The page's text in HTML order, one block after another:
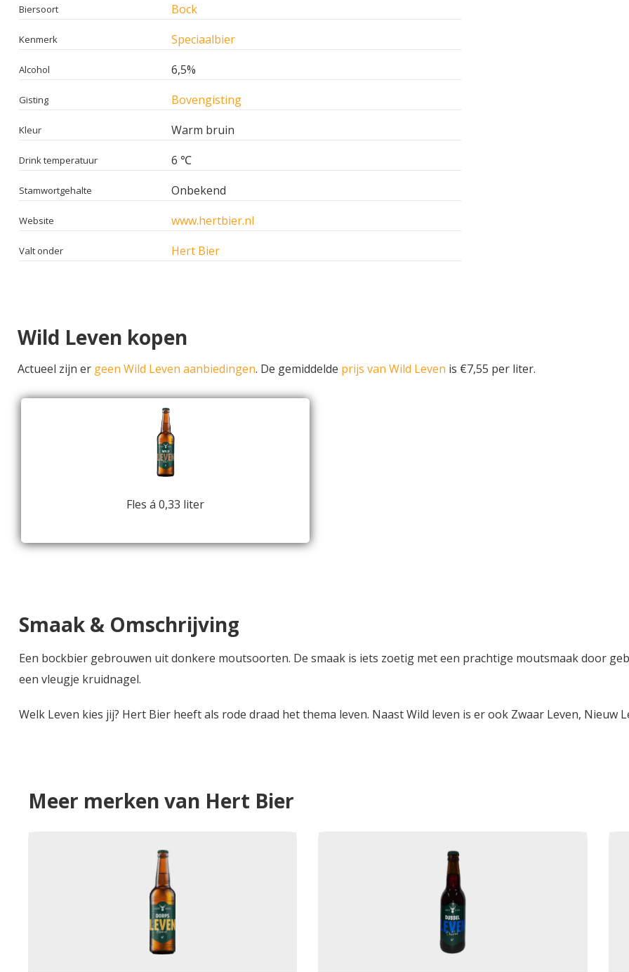
Biersoort Bock
Kenmerk Speciaalbier
Alcohol 6,5%
Gisting Bovengisting
Kleur Warm bruin
Drink temperatuur 6 ℃
Stamwortgehalte Onbekend
Website www.hertbier.nl
Valt onder Hert Bier
Wild Leven kopen
Actueel zijn er geen Wild Leven aanbiedingen. De gemiddelde prijs van Wild Leven is €7,55 per liter.
Fles á 0,33 liter
Smaak & Omschrijving
Een bockbier gebrouwen uit donkere moutsoorten. De smaak is iets zoetig met een prachtige moutsmaak door
een vleugje kruidnagel.
Welk Leven kies jij? Hert Bier heeft als rode draad het thema leven. Naast Wild leven is er ook Zwaar Leven, Nieuw
Meer merken van Hert Bier